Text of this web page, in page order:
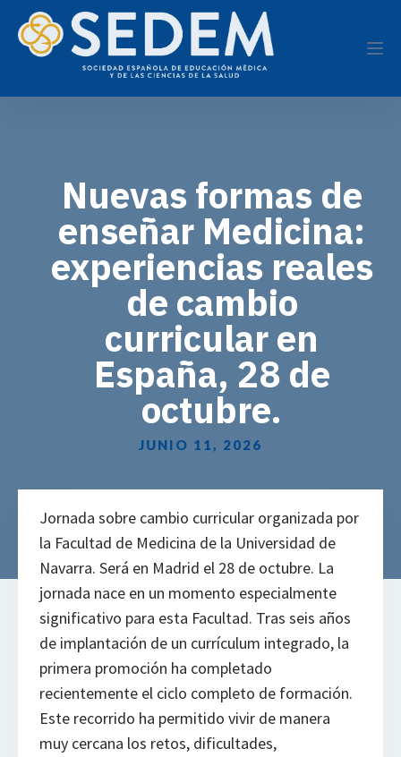
Nuevas formas de
enseñar Medicina:
experiencias reales
de cambio
curricular en
España, 28 de
octubre.
JUNIO 11, 2026
Jornada sobre cambio curricular organizada por
la Facultad de Medicina de la Universidad de
Navarra. Será en Madrid el 28 de octubre. La
jornada nace en un momento especialmente
significativo para esta Facultad. Tras seis años
de implantación de un currículum integrado, la
primera promoción ha completado
recientemente el ciclo completo de formación.
Este recorrido ha permitido vivir de manera
muy cercana los retos, dificultades,